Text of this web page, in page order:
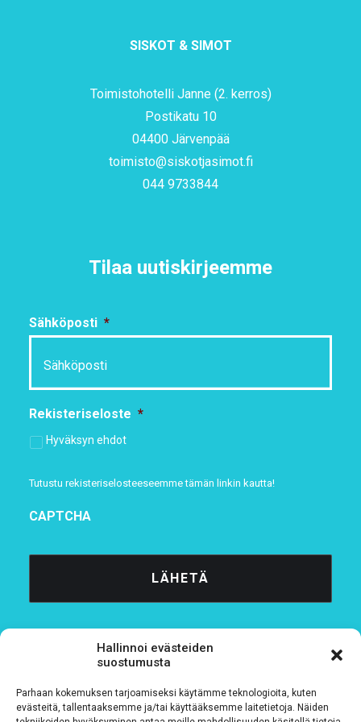
Hallinnoi evästeiden
suostumusta
Parhaan kokemuksen tarjoamiseksi käytämme teknologioita, kuten
evästeitä, tallentaaksemme ja/tai käyttääksemme laitetietoja. Näiden
SISKOT & SIMOT
Toimistohotelli Janne (2. kerros)
Postikatu 10
04400 Järvenpää
toimisto@siskotjasimot.fi
044 9733844
Tilaa uutiskirjeemme
Sähköposti *
Rekisteriseloste *
Hyväksyn ehdot
Tutustu rekisteriselosteeseemmetämän linkin kautta!
CAPTCHA
Tietosuojaseloste